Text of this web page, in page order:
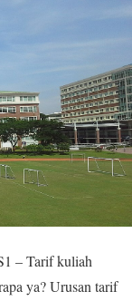
– Tarif kuliah
ya? Urusan tarif